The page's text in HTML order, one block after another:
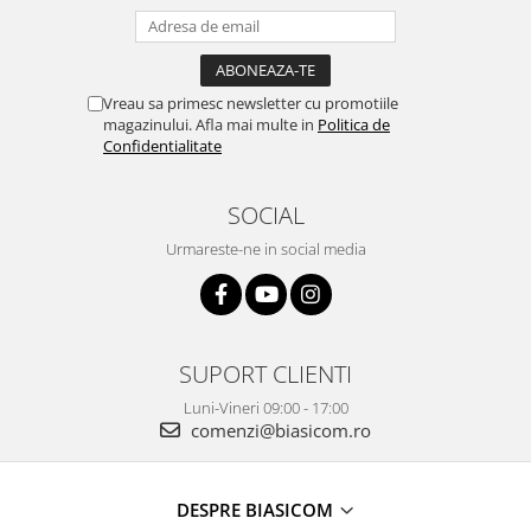
Vitrine pentru vinuri
Accesorii aspiratoare
Aparate de bucatarie
Aparate de preparat desert
Vreau sa primesc newsletter cu promotiile
magazinului. Afla mai multe in Politica de
Confidentialitate
SOCIAL
Urmareste-ne in social media
SUPORT CLIENTI
Luni-Vineri 09:00 - 17:00
comenzi@biasicom.ro
DESPRE BIASICOM